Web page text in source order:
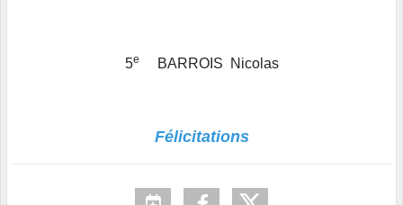
5e BARROIS Nicolas
Félicitations